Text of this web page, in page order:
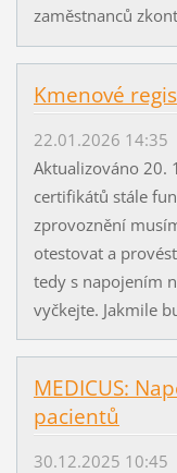
zaměstnanců
Kmenové
22.01.2026 14:35
Aktualizováno 20.
certifikátů stále
zprovoznění
otestovat a
tedy s napojením
vyčkejte. Jakmile
MEDICUS:
pacientů
30.12.2025 10:45